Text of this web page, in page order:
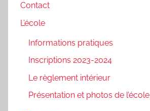
Contact
L’école
Informations pratiques
Inscriptions 2023-2024
Le règlement intérieur
Présentation et photos de l’école